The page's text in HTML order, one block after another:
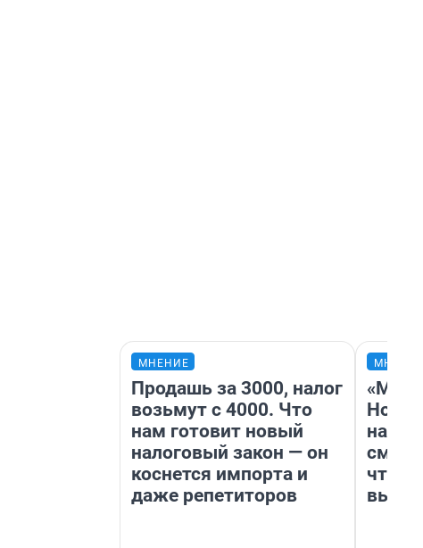
МНЕНИЕ
Продашь за 3000, налог
возьмут с 4000. Что
нам готовит новый
налоговый закон — он
коснется импорта и
даже репетиторов
«Мы